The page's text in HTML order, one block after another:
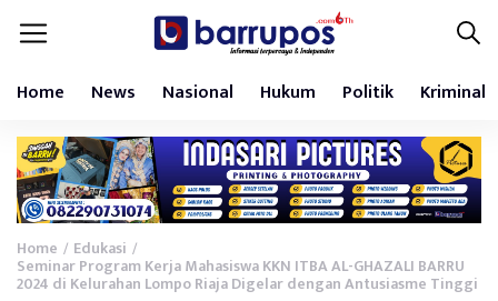
Home News Nasional Hukum Politik Kriminal
Home / Edukasi /
Seminar Program Kerja Mahasiswa KKN ITBA AL-GHAZALI BARRU
2024 di Kelurahan Lompo Riaja Digelar dengan Antusiasme Tinggi